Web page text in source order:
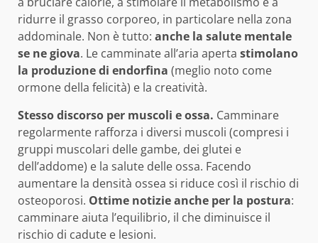
ridurre il grasso corporeo, in particolare nella zona
addominale. Non è tutto: anche la salute mentale
se ne giova. Le camminate all’aria aperta stimolano
la produzione di endorfina (meglio noto come
ormone della felicità) e la creatività.
Stesso discorso per muscoli e ossa. Camminare
regolarmente rafforza i diversi muscoli (compresi i
gruppi muscolari delle gambe, dei glutei e
dell’addome) e la salute delle ossa. Facendo
aumentare la densità ossea si riduce così il rischio di
osteoporosi. Ottime notizie anche per la postura:
camminare aiuta l’equilibrio, il che diminuisce il
rischio di cadute e lesioni.